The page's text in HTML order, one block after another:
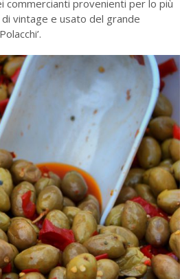
commercianti provenienti per lo più
di vintage e usato del grande